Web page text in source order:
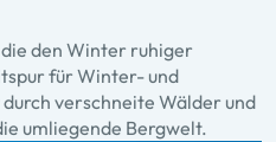
den Winter ruhiger
für Winter- und
verschneite Wälder und
umliegende Bergwelt.